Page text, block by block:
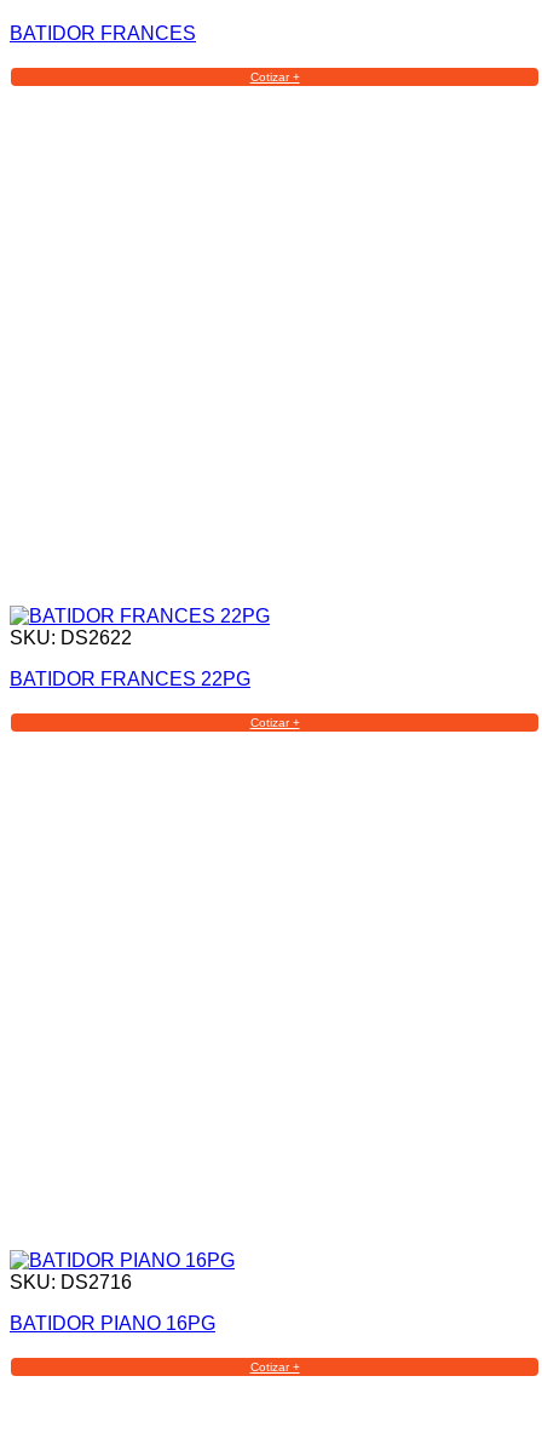
BATIDOR FRANCES
Cotizar +
SKU: DS2622
BATIDOR FRANCES 22PG
Cotizar +
SKU: DS2716
BATIDOR PIANO 16PG
Cotizar +